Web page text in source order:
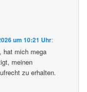
um 10:21 Uhr:
hat mich mega
meinen
zu erhalten.